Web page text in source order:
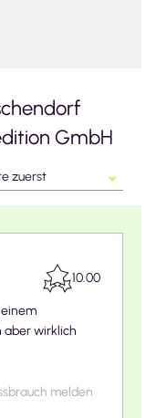
GmbH
zuerst
10.00
aber wirklich
melden